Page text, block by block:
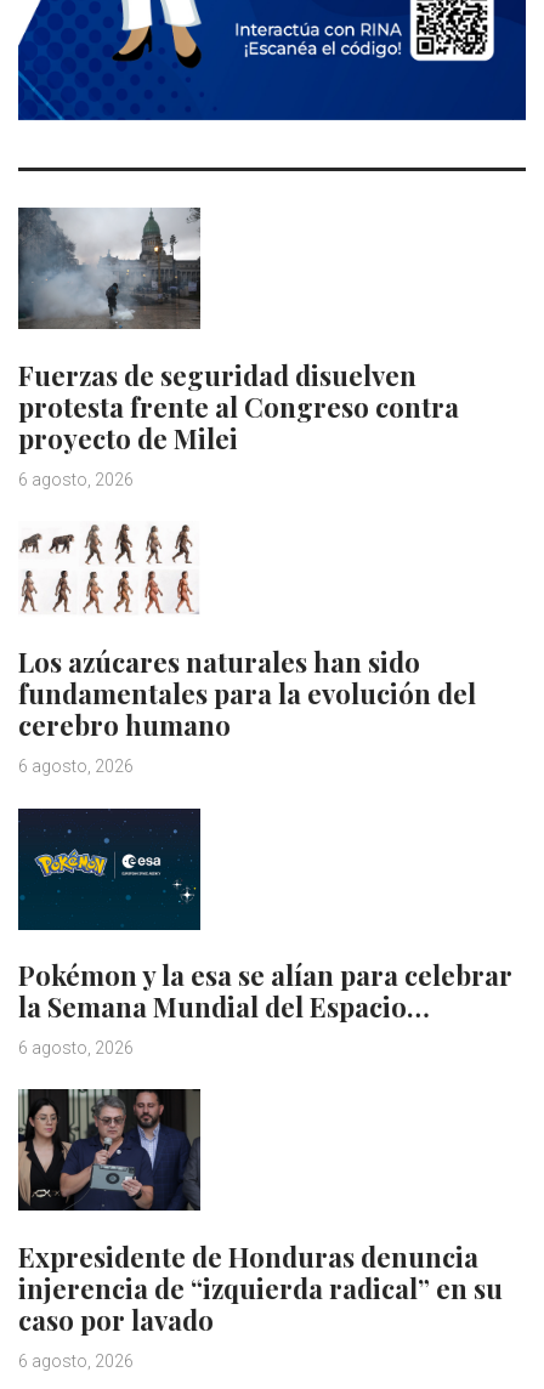
Fuerzas de seguridad disuelven
protesta frente al Congreso contra
proyecto de Milei
6 agosto, 2026
Los azúcares naturales han sido
fundamentales para la evolución del
cerebro humano
6 agosto, 2026
Pokémon y la esa se alían para celebrar
la Semana Mundial del Espacio…
6 agosto, 2026
Expresidente de Honduras denuncia
injerencia de “izquierda radical” en su
caso por lavado
6 agosto, 2026